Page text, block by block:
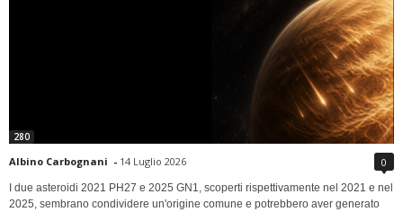
280
Albino Carbognani - 14 Luglio 2026 0
I due asteroidi 2021 PH27 e 2025 GN1, scoperti rispettivamente nel 2021 e nel
2025, sembrano condividere un'origine comune e potrebbero aver generato